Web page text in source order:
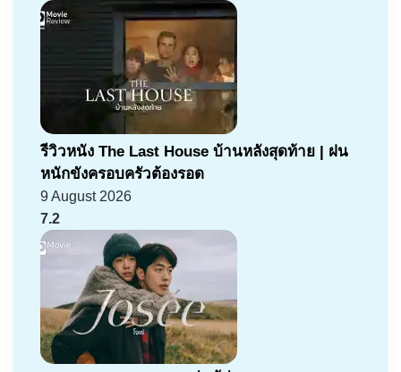
รีวิวหนัง The Last House บ้านหลังสุดท้าย | ฝน
หนักขังครอบครัวต้องรอด
9 August 2026
7.2